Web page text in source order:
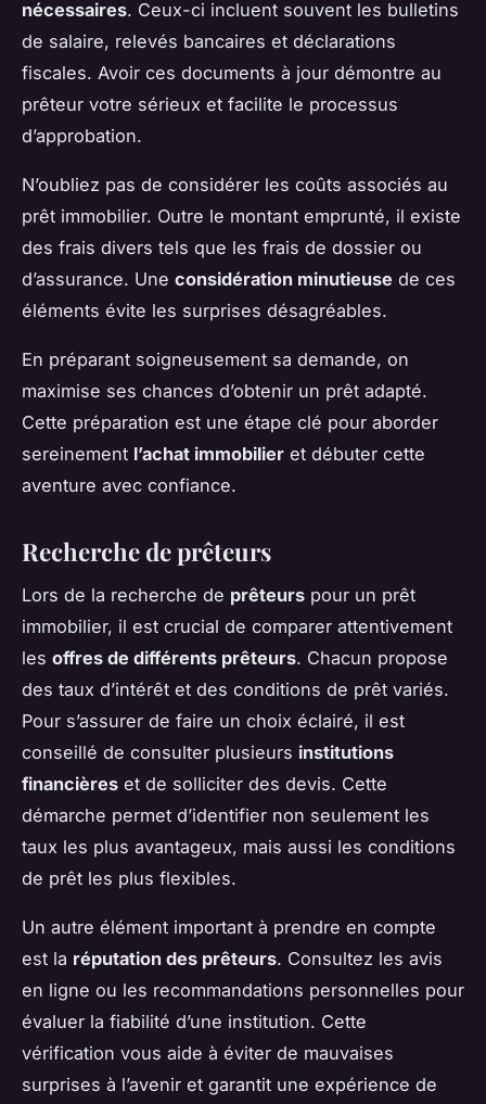
nécessaires. Ceux-ci incluent souvent les bulletins
de salaire, relevés bancaires et déclarations
fiscales. Avoir ces documents à jour démontre au
prêteur votre sérieux et facilite le processus
d’approbation.
N’oubliez pas de considérer les coûts associés au
prêt immobilier. Outre le montant emprunté, il existe
des frais divers tels que les frais de dossier ou
d’assurance. Une considération minutieuse de ces
éléments évite les surprises désagréables.
En préparant soigneusement sa demande, on
maximise ses chances d’obtenir un prêt adapté.
Cette préparation est une étape clé pour aborder
sereinement l’achat immobilier et débuter cette
aventure avec confiance.
Recherche de prêteurs
Lors de la recherche de prêteurs pour un prêt
immobilier, il est crucial de comparer attentivement
les offres de différents prêteurs. Chacun propose
des taux d’intérêt et des conditions de prêt variés.
Pour s’assurer de faire un choix éclairé, il est
conseillé de consulter plusieurs institutions
financières et de solliciter des devis. Cette
démarche permet d’identifier non seulement les
taux les plus avantageux, mais aussi les conditions
de prêt les plus flexibles.
Un autre élément important à prendre en compte
est la réputation des prêteurs. Consultez les avis
en ligne ou les recommandations personnelles pour
évaluer la fiabilité d’une institution. Cette
vérification vous aide à éviter de mauvaises
surprises à l’avenir et garantit une expérience de